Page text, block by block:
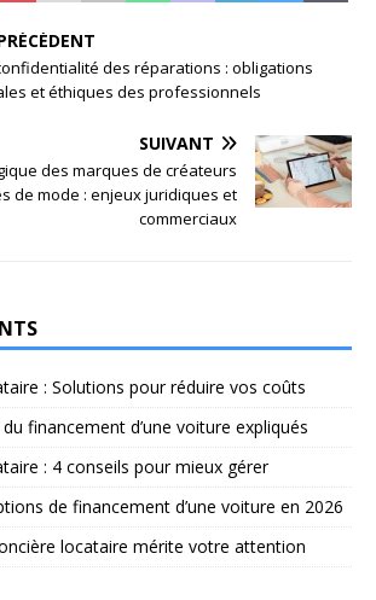
des réparations : obligations
et éthiques des professionnels
SUIVANT
des marques de créateurs
de mode : enjeux juridiques et
commerciaux
: Solutions pour réduire vos coûts
financement d’une voiture expliqués
: 4 conseils pour mieux gérer
de financement d’une voiture en 2026
locataire mérite votre attention